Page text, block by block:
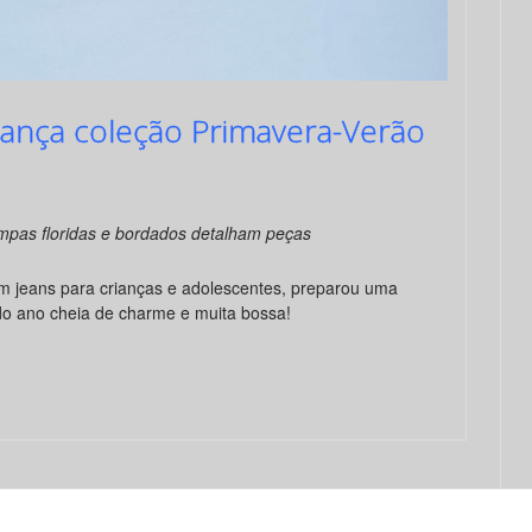
coleção Primavera-Verão
floridas e bordados detalham peças
jeans para crianças e adolescentes, preparou uma
ano cheia de charme e muita bossa!